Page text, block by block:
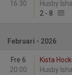
16:30
Husby
2 - 8
Februari - 2026
Fre 6
20:00
Kista
Husby